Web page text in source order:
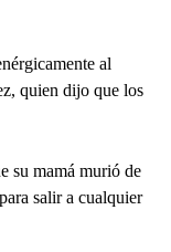
al
quien dijo que los
su mamá murió de
salir a cualquier